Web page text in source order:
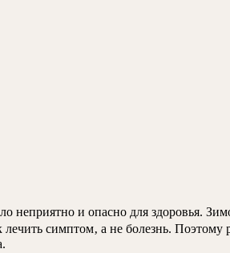
неприятно и опасно для здоровья.
симптом‚ а не болезнь.